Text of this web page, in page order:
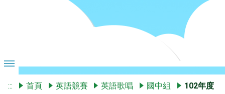
::: 首頁 英語競賽 英語歌唱 國中組 102年度